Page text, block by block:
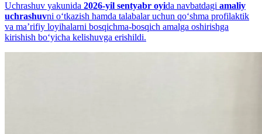
Uchrashuv yakunida 2026-yil sentyabr oyida navbatdagi amaliy
uchrashuvni o‘tkazish hamda talabalar uchun qo‘shma profilaktik
va maʼrifiy loyihalarni bosqichma-bosqich amalga oshirishga
kirishish bo‘yicha kelishuvga erishildi.